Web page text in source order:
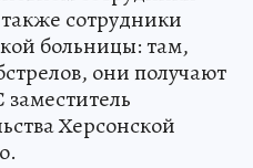
сотрудники
больницы: там,
они получают
Херсонской